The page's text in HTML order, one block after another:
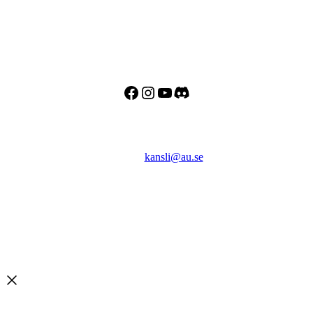
Facebook
Instagram
YouTube
Discord
kansli@au.se